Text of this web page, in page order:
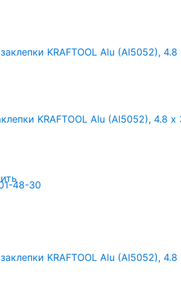
KRAFTOOL Alu (Al5052), 4.8 х